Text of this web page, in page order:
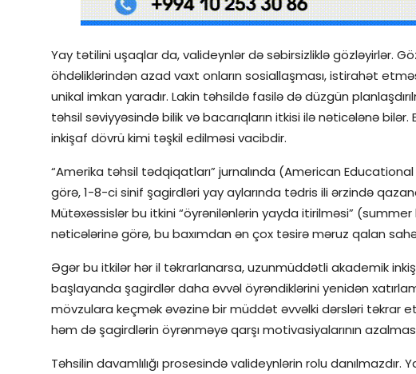
Yay tətilini uşaqlar da, valideynlər də səbirsizliklə gözləyirlər.
öhdəliklərindən azad vaxt onların sosiallaşması, istirahət
unikal imkan yaradır. Lakin təhsildə fasilə də düzgün
təhsil səviyyəsində bilik və bacarıqların itkisi ilə nəticələnə
inkişaf dövrü kimi təşkil edilməsi vacibdir.
“Amerika təhsil tədqiqatları” jurnalında (American
görə, 1-8-ci sinif şagirdləri yay aylarında tədris ili ərzində
Mütəxəssislər bu itkini “öyrənilənlərin yayda itirilməsi” (summer
nəticələrinə görə, bu baxımdan ən çox təsirə məruz qalan
Əgər bu itkilər hər il təkrarlanarsa, uzunmüddətli akademik
başlayanda şagirdlər daha əvvəl öyrəndiklərini yenidən
mövzulara keçmək əvəzinə bir müddət əvvəlki dərsləri təkrar
həm də şagirdlərin öyrənməyə qarşı motivasiyalarının
Təhsilin davamlılığı prosesində valideynlərin rolu